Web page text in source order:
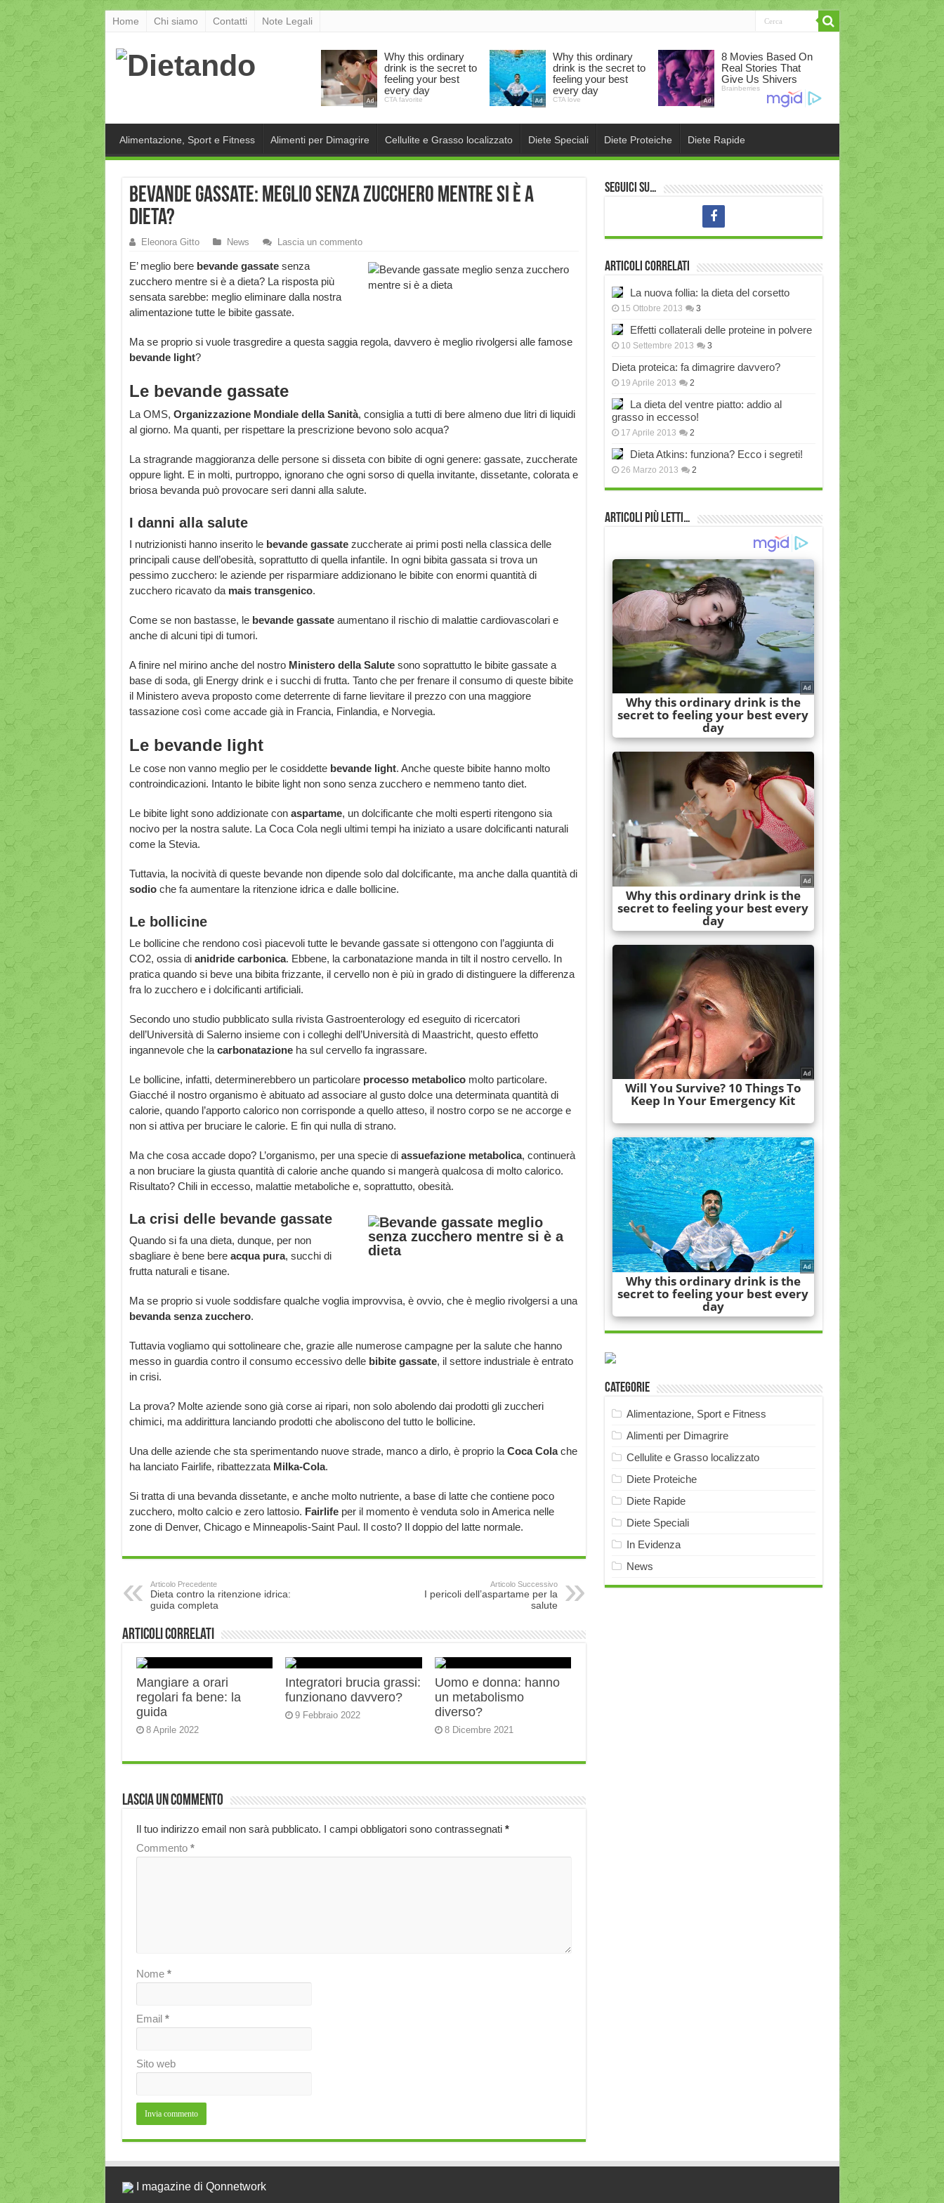
Home Chi siamo Contatti Note Legali
Alimentazione, Sport e Fitness Alimenti per Dimagrire Cellulite e Grasso localizzato Diete Speciali Diete Proteiche Diete Rapide
Bevande gassate: meglio senza zucchero mentre si è a
dieta?
Eleonora Gitto News Lascia un commento
E’ meglio bere bevande gassatesenza
zucchero mentre si è a dieta? La risposta più
sensata sarebbe: meglio eliminare dalla nostra
alimentazione tutte le bibite gassate.
Ma se proprio si vuole trasgredire a questa saggia regola, davvero è meglio rivolgersi alle famose
bevande light?
Le bevande gassate
La OMS, Organizzazione Mondiale della Sanità, consiglia a tutti di bere almeno due litri di liquidi
al giorno. Ma quanti, per rispettare la prescrizione bevono solo acqua?
La stragrande maggioranza delle persone si disseta con bibite di ogni genere: gassate, zuccherate
oppure light. E in molti, purtroppo, ignorano che ogni sorso di quella invitante, dissetante, colorata e
briosa bevanda può provocare seri danni alla salute.
I danni alla salute
I nutrizionisti hanno inserito lebevande gassatezuccherate ai primi posti nella classica delle
principali cause dell’obesità, soprattutto di quella infantile. In ogni bibita gassata si trova un
pessimo zucchero: le aziende per risparmiare addizionano le bibite con enormi quantità di
zucchero ricavato da mais transgenico.
Come se non bastasse, le bevande gassateaumentano il rischio di malattie cardiovascolari e
anche di alcuni tipi di tumori.
A finire nel mirino anche del nostro Ministero della Salutesono soprattutto le bibite gassate a
base di soda, gli Energy drink e i succhi di frutta. Tanto che per frenare il consumo di queste bibite
il Ministero aveva proposto come deterrente di farne lievitare il prezzo con una maggiore
tassazione così come accade già in Francia, Finlandia, e Norvegia.
Le bevande light
Le cose non vanno meglio per le cosiddette bevande light. Anche queste bibite hanno molto
controindicazioni. Intanto le bibite light non sono senza zucchero e nemmeno tanto diet.
Le bibite light sono addizionate con aspartame, un dolcificante che molti esperti ritengono sia
nocivo per la nostra salute. La Coca Cola negli ultimi tempi ha iniziato a usare dolcificanti naturali
come la Stevia.
Tuttavia, la nocività di queste bevande non dipende solo dal dolcificante, ma anche dalla quantità di
sodioche fa aumentare la ritenzione idrica e dalle bollicine.
Le bollicine
Le bollicine che rendono così piacevoli tutte le bevande gassate si ottengono con l’aggiunta di
CO2, ossia di anidride carbonica. Ebbene, la carbonatazione manda in tilt il nostro cervello. In
pratica quando si beve una bibita frizzante, il cervello non è più in grado di distinguere la differenza
fra lo zucchero e i dolcificanti artificiali.
Secondo uno studio pubblicato sulla rivista Gastroenterology ed eseguito di ricercatori
dell’Università di Salerno insieme con i colleghi dell’Università di Maastricht, questo effetto
ingannevole che la carbonatazioneha sul cervello fa ingrassare.
Le bollicine, infatti, determinerebbero un particolare processo metabolicomolto particolare.
Giacché il nostro organismo è abituato ad associare al gusto dolce una determinata quantità di
calorie, quando l’apporto calorico non corrisponde a quello atteso, il nostro corpo se ne accorge e
non si attiva per bruciare le calorie. E fin qui nulla di strano.
Ma che cosa accade dopo? L’organismo, per una specie di assuefazione metabolica, continuerà
a non bruciare la giusta quantità di calorie anche quando si mangerà qualcosa di molto calorico.
Risultato? Chili in eccesso, malattie metaboliche e, soprattutto, obesità.
La crisi delle bevande gassate
Quando si fa una dieta, dunque, per non
sbagliare è bene bere acqua pura, succhi di
frutta naturali e tisane.
Ma se proprio si vuole soddisfare qualche voglia improvvisa, è ovvio, che è meglio rivolgersi a una
bevanda senza zucchero.
Tuttavia vogliamo qui sottolineare che, grazie alle numerose campagne per la salute che hanno
messo in guardia contro il consumo eccessivo dellebibite gassate, il settore industriale è entrato
in crisi.
La prova? Molte aziende sono già corse ai ripari, non solo abolendo dai prodotti gli zuccheri
chimici, ma addirittura lanciando prodotti che aboliscono del tutto le bollicine.
Una delle aziende che sta sperimentando nuove strade, manco a dirlo, è proprio la Coca Colache
ha lanciato Fairlife, ribattezzata Milka-Cola.
Si tratta di una bevanda dissetante, e anche molto nutriente, a base di latte che contiene poco
zucchero, molto calcio e zero lattosio. Fairlifeper il momento è venduta solo in America nelle
zone di Denver, Chicago e Minneapolis-Saint Paul. Il costo? Il doppio del latte normale.
Articolo Precedente
Dieta contro la ritenzione idrica:
guida completa
Articolo Successivo
I pericoli dell’aspartame per la
salute
Articoli correlati
Mangiare a orari
regolari fa bene: la
guida
8 Aprile 2022
Integratori brucia grassi:
funzionano davvero?
9 Febbraio 2022
Uomo e donna: hanno
un metabolismo
diverso?
8 Dicembre 2021
Lascia un commento
Il tuo indirizzo email non sarà pubblicato. I campi obbligatori sono contrassegnati *
Commento *
Nome *
Email *
Sito web
Seguici su…
Articoli correlati
La nuova follia: la dieta del corsetto
15 Ottobre 2013 3
Effetti collaterali delle proteine in polvere
10 Settembre 2013 3
Dieta proteica: fa dimagrire davvero?
19 Aprile 2013 2
La dieta del ventre piatto: addio al
grasso in eccesso!
17 Aprile 2013 2
Dieta Atkins: funziona? Ecco i segreti!
26 Marzo 2013 2
Articoli più Letti…
Categorie
Alimentazione, Sport e Fitness
Alimenti per Dimagrire
Cellulite e Grasso localizzato
Diete Proteiche
Diete Rapide
Diete Speciali
In Evidenza
News
I magazine di Qonnetwork